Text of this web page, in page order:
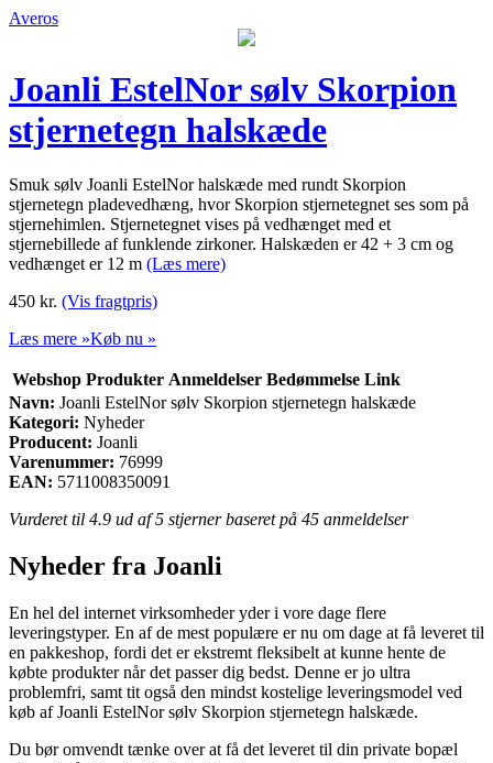
Averos
Joanli EstelNor sølv Skorpion
stjernetegn halskæde
Smuk sølv Joanli EstelNor halskæde med rundt Skorpion
stjernetegn pladevedhæng, hvor Skorpion stjernetegnet ses som på
stjernehimlen. Stjernetegnet vises på vedhænget med et
stjernebillede af funklende zirkoner. Halskæden er 42 + 3 cm og
vedhænget er 12 m (Læs mere)
450 kr. (Vis fragtpris)
Læs mere »Køb nu »
Webshop Produkter Anmeldelser Bedømmelse Link
Navn: Joanli EstelNor sølv Skorpion stjernetegn halskæde
Kategori: Nyheder
Producent: Joanli
Varenummer: 76999
EAN: 5711008350091
Vurderet til 4.9 ud af 5 stjerner baseret på 45 anmeldelser
Nyheder fra Joanli
En hel del internet virksomheder yder i vore dage flere
leveringstyper. En af de mest populære er nu om dage at få leveret til
en pakkeshop, fordi det er ekstremt fleksibelt at kunne hente de
købte produkter når det passer dig bedst. Denne er jo ultra
problemfri, samt tit også den mindst kostelige leveringsmodel ved
køb af Joanli EstelNor sølv Skorpion stjernetegn halskæde.
Du bør omvendt tænke over at få det leveret til din private bopæl